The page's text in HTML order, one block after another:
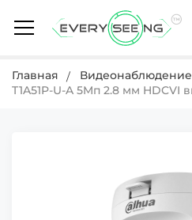
Главная Видеонаблюдение
T1A51P-U-A 5Mп 2.8 мм HDCVI